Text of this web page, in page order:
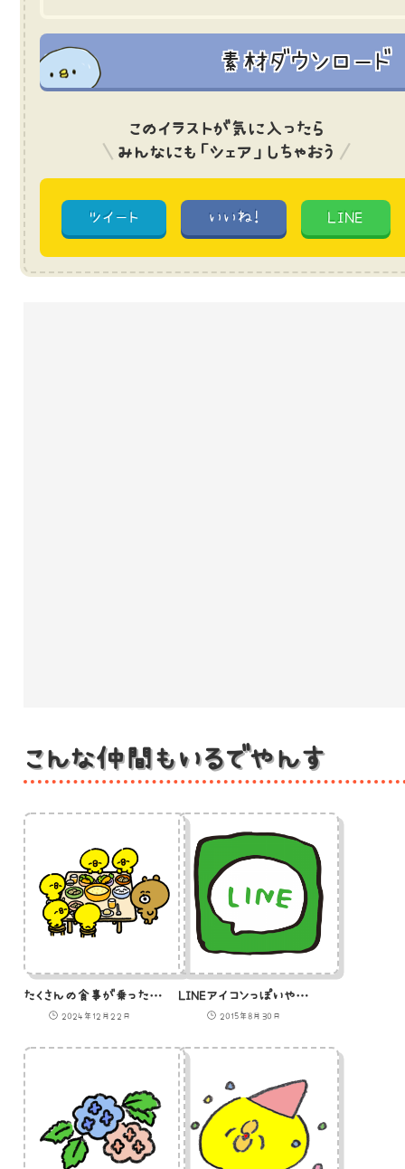
素材ダウンロード
このイラストが気に入ったら
みんなにも「シェア」しちゃおう
ツイート いいね! LINE
こんな仲間もいるでやんす
たくさんの食事が乗ったテーブルを囲むひよこたち
2024年12月22日
LINEアイコンっぽいやつ（わくあり）のイラスト
2015年8月30日